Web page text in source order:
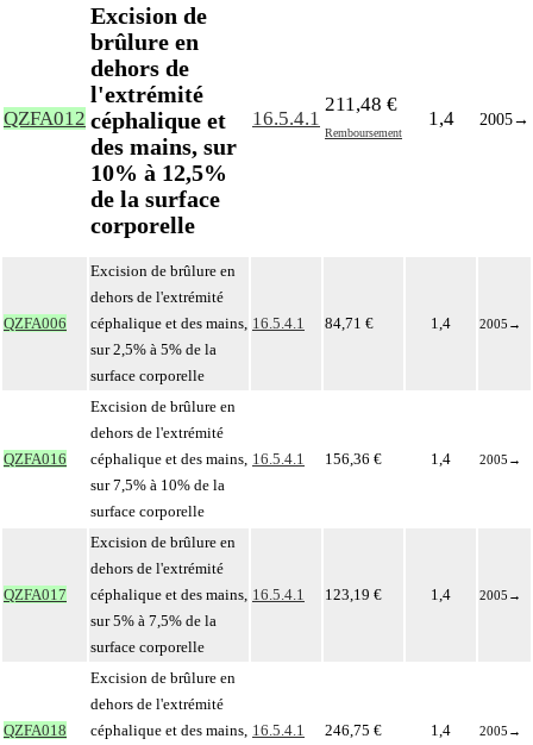
QZFA012
Excision de
brûlure en
dehors de
l'extrémité
céphalique et
des mains, sur
10% à 12,5%
de la surface
corporelle
16.5.4.1
211,48 €
Remboursement
1,4 2005→
QZFA006
Excision de brûlure en
dehors de l'extrémité
céphalique et des mains,
sur 2,5% à 5% de la
surface corporelle
16.5.4.1 84,71 € 1,4 2005 →
QZFA016
Excision de brûlure en
dehors de l'extrémité
céphalique et des mains,
sur 7,5% à 10% de la
surface corporelle
16.5.4.1 156,36 € 1,4 2005 →
QZFA017
Excision de brûlure en
dehors de l'extrémité
céphalique et des mains,
sur 5% à 7,5% de la
surface corporelle
16.5.4.1 123,19 € 1,4 2005 →
QZFA018
Excision de brûlure en
dehors de l'extrémité
céphalique et des mains, 16.5.4.1 246,75 € 1,4 2005 →